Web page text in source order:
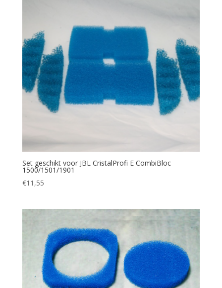
Set geschikt voor JBL CristalProfi E CombiBloc
1500/1501/1901
€11,55